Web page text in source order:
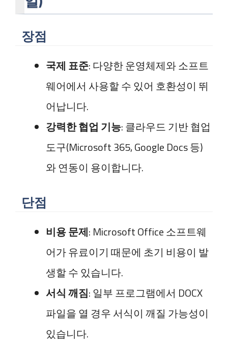
장점
국제 표준: 다양한 운영체제와 소프트
웨어에서 사용할 수 있어 호환성이 뛰
어납니다.
강력한 협업 기능: 클라우드 기반 협업
도구(Microsoft 365, Google Docs 등)
와 연동이 용이합니다.
단점
비용 문제: Microsoft Office 소프트웨
어가 유료이기 때문에 초기 비용이 발
생할 수 있습니다.
서식 깨짐: 일부 프로그램에서 DOCX
파일을 열 경우 서식이 깨질 가능성이
있습니다.